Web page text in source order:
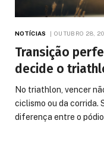
NOTÍCIAS OUTUBRO 28,
Transição
decide o
No triathlon, vencer
ciclismo ou da corrida.
diferença entre o